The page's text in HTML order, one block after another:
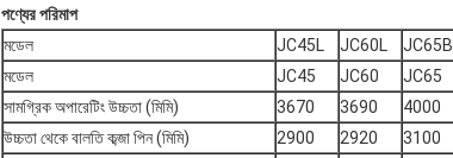
পণ্যের পরিমাপ
মডেল
JC45L JC60L JC65B
মডেল
JC45 JC60 JC65
সামগ্রিক অপারেটিং উচ্চতা (মিমি)
3670 3690 4000
উচ্চতা থেকে বালতি কব্জা পিন (মিমি)
2900 2920 3100